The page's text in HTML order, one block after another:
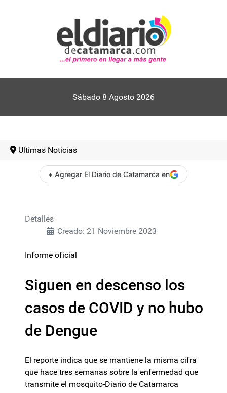
Sábado 8 Agosto 2026
Ultimas Noticias
+ Agregar El Diario de Catamarca en
Detalles
Creado: 21 Noviembre 2023
Informe oficial
Siguen en descenso los
casos de COVID y no hubo
de Dengue
El reporte indica que se mantiene la misma cifra
que hace tres semanas sobre la enfermedad que
transmite el mosquito-Diario de Catamarca